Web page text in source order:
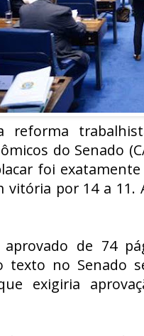
reforma
do Senado
foi
vitória por 14 a
de 74
texto no Senado
exigiria